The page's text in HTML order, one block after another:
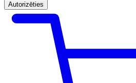
Autorizēties